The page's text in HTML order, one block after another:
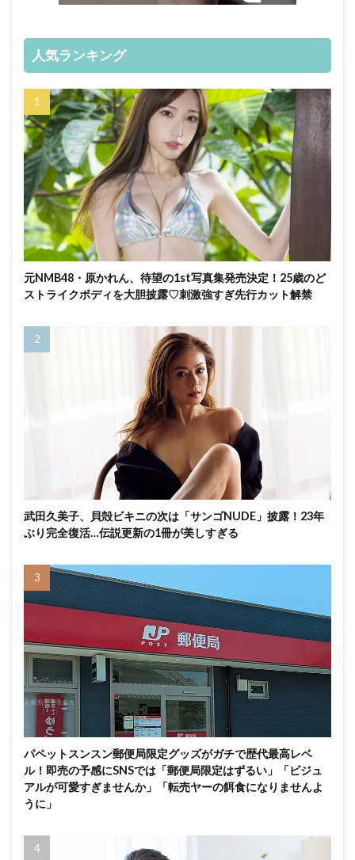
人気ランキング
元NMB48・原かれん、待望の1st写真集発売決定！25歳のど
ストライクボディを大胆披露♡刺激強すぎ先行カット解禁
武田久美子、貝殻ビキニの次は「サンゴNUDE」披露！23年
ぶり完全復活…伝説更新の1冊が美しすぎる
パペットスンスン郵便局限定グッズがガチで歴代最高レベ
ル！即売の予感にSNSでは「郵便局限定はずるい」「ビジュ
アルが可愛すぎませんか」「転売ヤーの餌食になりませんよ
うに」